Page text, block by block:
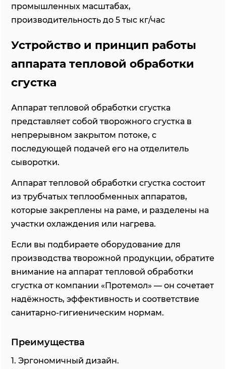
промышленных масштабах,
производительность до 5 тыс кг/час
Устройство и принцип работы
аппарата тепловой обработки
сгустка
Аппарат тепловой обработки сгустка
представляет собой творожного сгустка в
непрерывном закрытом потоке, с
последующей подачей его на отделитель
сыворотки.
Аппарат тепловой обработки сгустка состоит
из трубчатых теплообменных аппаратов,
которые закреплены на раме, и разделены на
участки охлаждения или нагрева.
Если вы подбираете оборудование для
производства творожной продукции, обратите
внимание на аппарат тепловой обработки
сгустка от компании «Протемол» — он сочетает
надёжность, эффективность и соответствие
санитарно-гигиеническим нормам.
Преимущества
1. Эргономичный дизайн.